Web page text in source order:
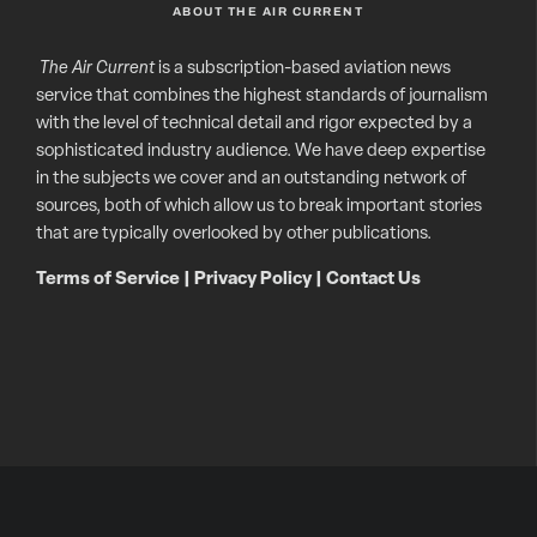
ABOUT THE AIR CURRENT
The Air Currentis a subscription-based aviation news
service that combines the highest standards of journalism
with the level of technical detail and rigor expected by a
sophisticated industry audience. We have deep expertise
in the subjects we cover and an outstanding network of
sources, both of which allow us to break important stories
that are typically overlooked by other publications.
Terms of Service Privacy Policy| Contact Us